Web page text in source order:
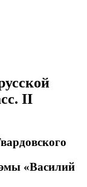
II
«Василий